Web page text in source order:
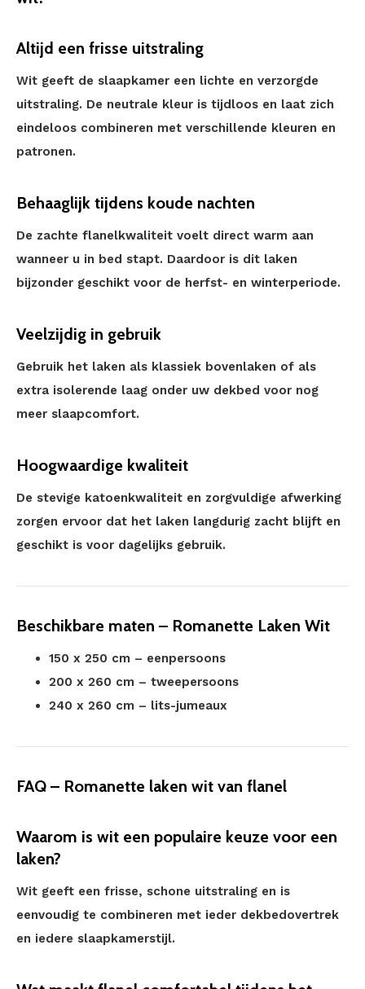
Altijd een frisse uitstraling
Wit geeft de slaapkamer een lichte en verzorgde
uitstraling. De neutrale kleur is tijdloos en laat zich
eindeloos combineren met verschillende kleuren en
patronen.
Behaaglijk tijdens koude nachten
De zachte flanelkwaliteit voelt direct warm aan
wanneer u in bed stapt. Daardoor is dit laken
bijzonder geschikt voor de herfst- en winterperiode.
Veelzijdig in gebruik
Gebruik het laken als klassiek bovenlaken of als
extra isolerende laag onder uw dekbed voor nog
meer slaapcomfort.
Hoogwaardige kwaliteit
De stevige katoenkwaliteit en zorgvuldige afwerking
zorgen ervoor dat het laken langdurig zacht blijft en
geschikt is voor dagelijks gebruik.
Beschikbare maten – Romanette Laken Wit
150 x 250 cm – eenpersoons
200 x 260 cm – tweepersoons
240 x 260 cm – lits-jumeaux
FAQ – Romanette laken wit van flanel
Waarom is wit een populaire keuze voor een
laken?
Wit geeft een frisse, schone uitstraling en is
eenvoudig te combineren met ieder dekbedovertrek
en iedere slaapkamerstijl.